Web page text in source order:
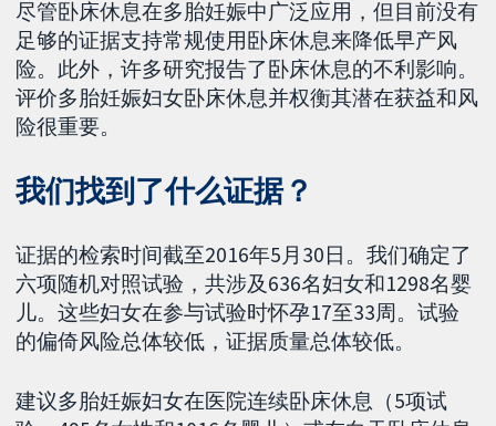
尽管卧床休息在多胎妊娠中广泛应用，但目前没有
足够的证据支持常规使用卧床休息来降低早产风
险。此外，许多研究报告了卧床休息的不利影响。
评价多胎妊娠妇女卧床休息并权衡其潜在获益和风
险很重要。
我们找到了什么证据？
证据的检索时间截至2016年5月30日。我们确定了
六项随机对照试验，共涉及636名妇女和1298名婴
儿。这些妇女在参与试验时怀孕17至33周。试验
的偏倚风险总体较低，证据质量总体较低。
建议多胎妊娠妇女在医院连续卧床休息（5项试